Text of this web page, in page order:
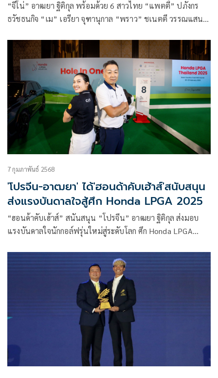
“จีโน่” อาฒยา ฐิติกุล พร้อมด้วย 6 สาวไทย “แพตตี้” ปภังกร
ธวัชธนกิจ “เม” เอรียา จุฑานุกาล “พราว” ชเนตตี วรรณแสน
โมรียา จุฑานุกาล ร่วมล่าแชมป์รายการ “ที-โมบาย แมตช์ เพลย์
พรีเซ็นเต็ด บาย เอ็มจีเอ็ม รีวอร์ดส์” ชิงเงินรางวัลรวม 2 ล้าน
ดอลลาร์สหรัฐ ที่ลาสเวกัส รัฐเนวาดา ประเทศสหรัฐอเมริกา 2-6
เมษายน 2568 นี้ ประชันกับยอดโปรสาวระดับโลกรวม 64 คน
7 กุมภาพันธ์ 2568
'โปรจีน-อาฒยา' ได้'ฮอนด้าคับเฮ้าส์'สนับสนุน
ส่งแรงบันดาลใจสู้ศึก Honda LPGA 2025
“ฮอนด้าคับเฮ้าส์” สนันสนุน “โปรจีน” อาฒยา ฐิติกุล ส่งมอบ
แรงบันดาลใจนักกอล์ฟรุ่นใหม่สู่ระดับโลก ศึก Honda LPGA